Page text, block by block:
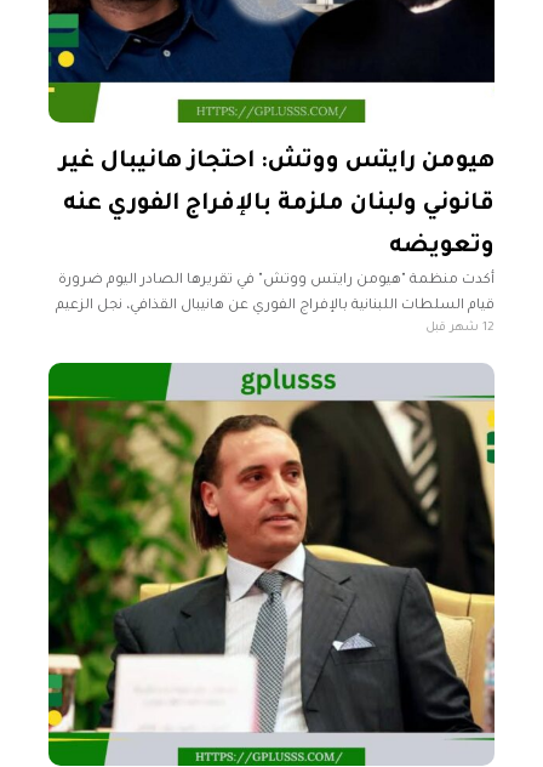
هيومن رايتس ووتش: احتجاز هانيبال غير
قانوني ولبنان ملزمة بالإفراج الفوري عنه
وتعويضه
أكدت منظمة "هيومن رايتس ووتش" في تقريرها الصادر اليوم ضرورة
قيام السلطات اللبنانية بالإفراج الفوري عن هانيبال القذافي، نجل الزعيم
الليبي السابق معمر القذافي، الذي تحتجزه بشكل غير قانوني منذ
12 شهر قبل